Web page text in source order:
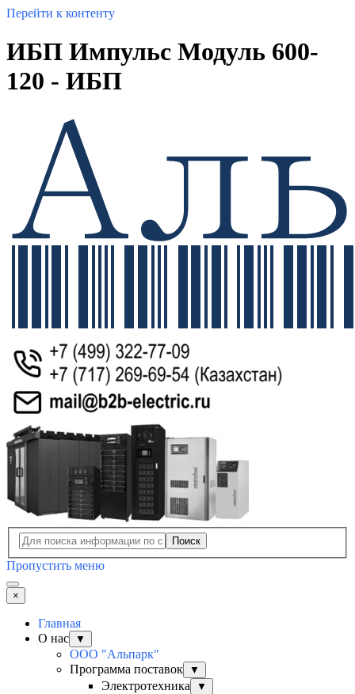
Перейти к контенту
ИБП Импульс Модуль 600-
120 - ИБП
Поиск
Пропустить меню
×
Главная
О нас
▼
ООО "Альпарк"
Программа поставок
▼
Электротехника ▼